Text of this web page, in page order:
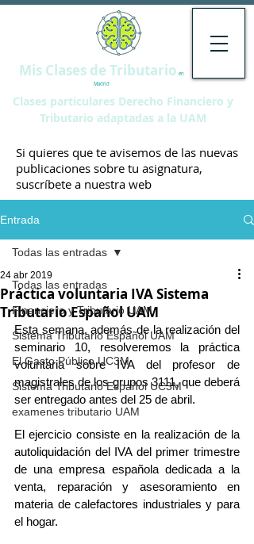
Mis Clases de Tributario en
Madrid
Clases particulares Derecho Financiero y
Tributario adaptadas a la UAM
Si quieres que te avisemos de las nuevas
publicaciones sobre tu asignatura,
suscríbete a nuestra web
Entrada
Todas las entradas
Financiero y Tributario UAM
Sistema Tributario Español UAM
El Gasto Público UC3M
Sistema Tributario Español UC3M
examenes tributario UAM
Todas las entradas
Práctica voluntaria IVA Sistema
Tributario Español UAM
24 abr 2019
Esta semana, además de la realización del
seminario 10, resolveremos la práctica
voluntaria sobre IVA del profesor de
magistrales de los grupos 3111, que deberá
ser entregado antes del 25 de abril.
El ejercicio consiste en la realización de la
autoliquidación del IVA del primer trimestre
de una empresa española dedicada a la
venta, reparación y asesoramiento en
materia de calefactores industriales y para
el hogar.